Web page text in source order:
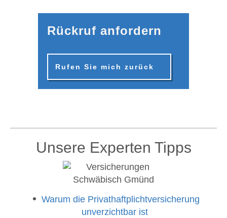
Rückruf anfordern
Rufen Sie mich zurück
Unsere Experten Tipps
Warum die Privathaftplichtversicherung
unverzichtbar ist